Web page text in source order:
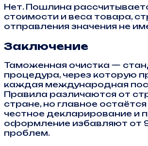
Нет. Пошлина
стоимости и веса товара,
отправления значения не
Заключение
Таможенная очистка —
процедура, через которую
каждая международная
Правила различаются от
стране, но главное
честное декларирование и
оформление избавляют от
проблем.